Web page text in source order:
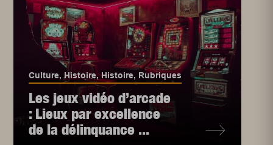
Culture,Histoire,Histoire, Rubriques
Les jeux vidéo d’arcade
: Lieux par excellence
de la délinquance ...